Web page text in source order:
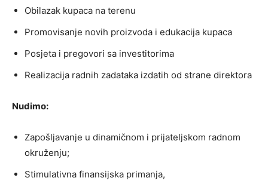
Obilazak kupaca na terenu
Promovisanje novih proizvoda i edukacija kupaca
Posjeta i pregovori sa investitorima
Realizacija radnih zadataka izdatih od strane direktora
Nudimo:
Zapošljavanje u dinamičnom i prijateljskom radnom
okruženju;
Stimulativna finansijska primanja,